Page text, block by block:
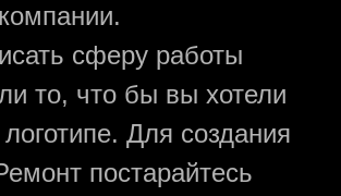
сферу работы
то, что бы вы хотели
Для создания
постарайтесь